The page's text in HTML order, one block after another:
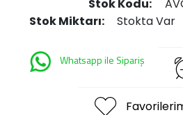
Stok Kodu:
Stok Miktarı:
Stokta Var
Whatsapp ile Sipariş